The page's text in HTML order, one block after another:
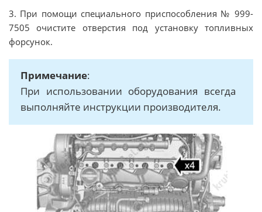
3. При помощи специального приспособления № 999-
7505 очистите отверстия под установку топливных
форсунок.
Примечание:
При использовании оборудования всегда
выполняйте инструкции производителя.